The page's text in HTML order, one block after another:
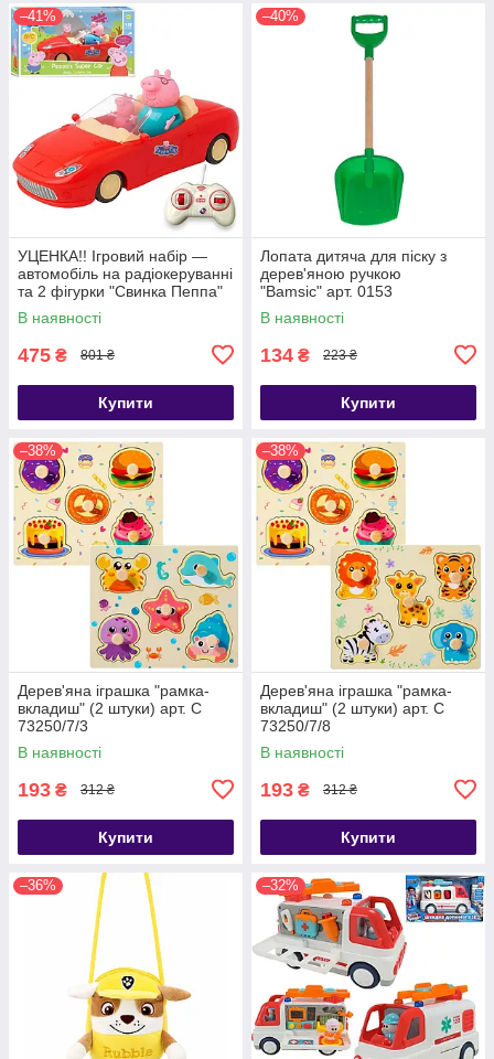
–41%
УЦЕНКА!! Ігровий набір —
автомобіль на радіокеруванні
та 2 фігурки "Свинка Пеппа"
(Peppa Pig) арт. 000-1
В наявності
475 ₴ 801 ₴
Купити
–40%
Лопата дитяча для піску з
дерев'яною ручкою
"Bamsic" арт. 0153
В наявності
134 ₴ 223 ₴
Купити
–38%
Дерев'яна іграшка "рамка-
вкладиш" (2 штуки) арт. C
73250/7/3
В наявності
193 ₴ 312 ₴
Купити
–38%
Дерев'яна іграшка "рамка-
вкладиш" (2 штуки) арт. C
73250/7/8
В наявності
193 ₴ 312 ₴
Купити
–36% –32%